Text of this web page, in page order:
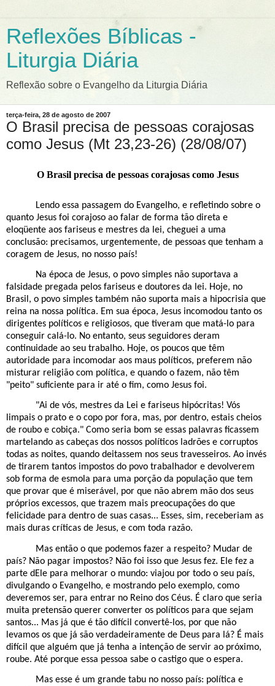
Reflexões Bíblicas -
Liturgia Diária
Reflexão sobre o Evangelho da Liturgia Diária
terça-feira, 28 de agosto de 2007
O Brasil precisa de pessoas corajosas
como Jesus (Mt 23,23-26) (28/08/07)
O Brasil precisa de pessoas corajosas como Jesus
Lendo essa passagem do Evangelho, e refletindo sobre o
quanto Jesus foi corajoso ao falar de forma tão direta e
eloqüente aos fariseus e mestres da lei, cheguei a uma
conclusão: precisamos, urgentemente, de pessoas que tenham a
coragem de Jesus, no nosso país!
Na época de Jesus, o povo simples não suportava a
falsidade pregada pelos fariseus e doutores da lei. Hoje, no
Brasil, o povo simples também não suporta mais a hipocrisia que
reina na nossa política. Em sua época, Jesus incomodou tanto os
dirigentes políticos e religiosos, que tiveram que matá-lo para
conseguir calá-lo. No entanto, seus seguidores deram
continuidade ao seu trabalho. Hoje, os poucos que têm
autoridade para incomodar aos maus políticos, preferem não
misturar religião com política, e quando o fazem, não têm
"peito" suficiente para ir até o fim, como Jesus foi.
"Ai de vós, mestres da Lei e fariseus hipócritas! Vós
limpais o prato e o copo por fora, mas, por dentro, estais cheios
de roubo e cobiça." Como seria bom se essas palavras ficassem
martelando as cabeças dos nossos políticos ladrões e corruptos
todas as noites, quando deitassem nos seus travesseiros. Ao invés
de tirarem tantos impostos do povo trabalhador e devolverem
sob forma de esmola para uma porção da população que tem
que provar que é miserável, por que não abrem mão dos seus
próprios excessos, que trazem mais preocupações do que
felicidade para dentro de suas casas... Esses, sim, receberiam as
mais duras críticas de Jesus, e com toda razão.
Mas então o que podemos fazer a respeito? Mudar de
país? Não pagar impostos? Não foi isso que Jesus fez. Ele fez a
parte dEle para melhorar o mundo: viajou por todo o seu país,
divulgando o Evangelho, e mostrando pelo exemplo, como
deveremos ser, para entrar no Reino dos Céus. É claro que seria
muita pretensão querer converter os políticos para que sejam
santos... Mas já que é tão difícil convertê-los, por que não
levamos os que já são verdadeiramente de Deus para lá? É mais
difícil que alguém que já tenha a intenção de servir ao próximo,
roube. Até porque essa pessoa sabe o castigo que o espera.
Mas esse é um grande tabu no nosso país: política e